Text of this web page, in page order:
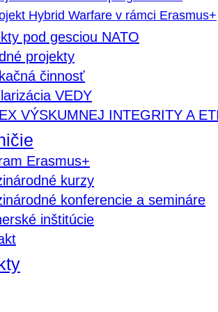
Hybrid Warfare v rámci Erasmus+
pod gesciou NATO
projekty
činnosť
VEDY
VÝSKUMNEJ INTEGRITY A
Erasmus+
kurzy
konferencie a semináre
inštitúcie